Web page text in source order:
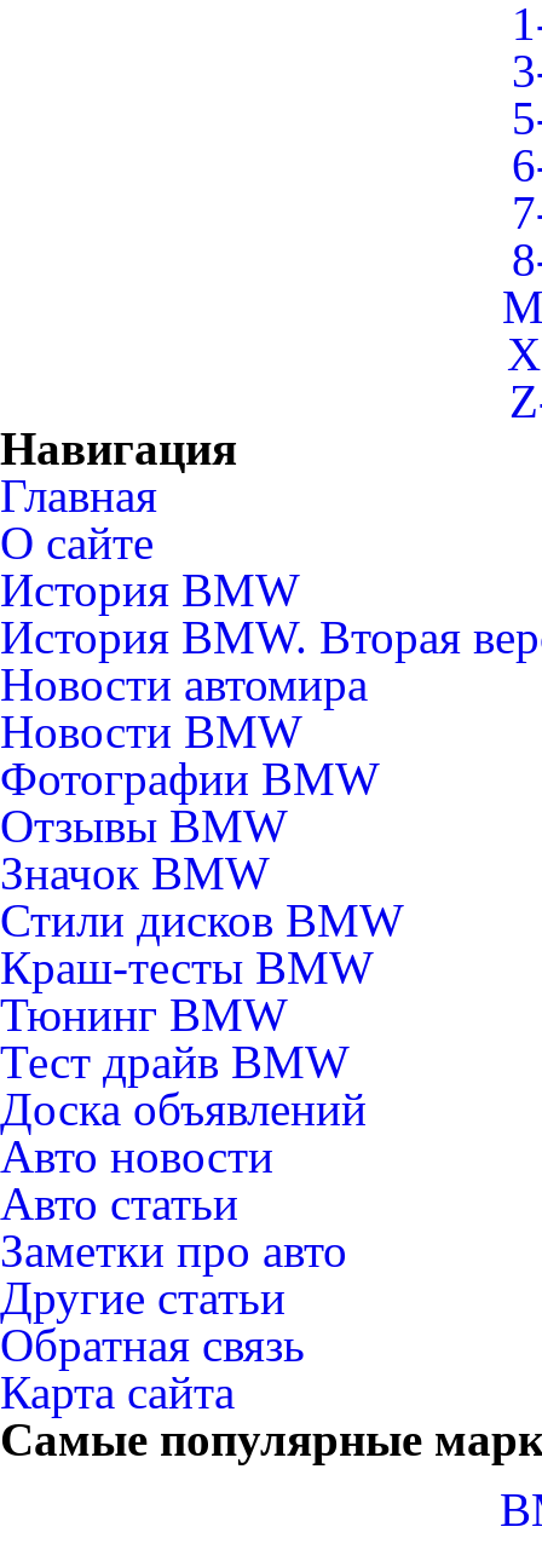
Навигация
Главная
О сайте
История BMW
История BMW. Вторая
Новости автомира
Новости BMW
Фотографии BMW
Отзывы BMW
Значок BMW
Стили дисков BMW
Краш-тесты BMW
Тюнинг BMW
Тест драйв BMW
Доска объявлений
Авто новости
Авто статьи
Заметки про авто
Другие статьи
Обратная связь
Карта сайта
Самые популярные